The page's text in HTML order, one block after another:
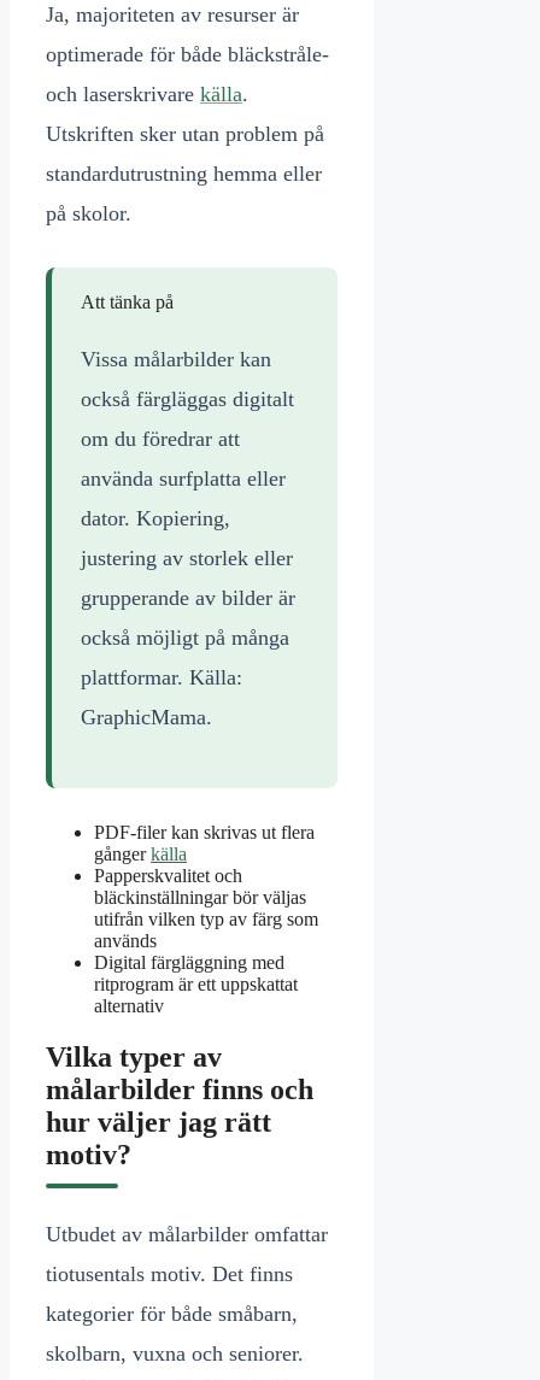
Ja, majoriteten av resurser är
optimerade för både bläckstråle-
och laserskrivare källa.
Utskriften sker utan problem på
standardutrustning hemma eller
på skolor.
Att tänka på
Vissa målarbilder kan
också färgläggas digitalt
om du föredrar att
använda surfplatta eller
dator. Kopiering,
justering av storlek eller
grupperande av bilder är
också möjligt på många
plattformar. Källa:
GraphicMama.
PDF-filer kan skrivas ut flera
gångerkälla
Papperskvalitet och
bläckinställningar bör väljas
utifrån vilken typ av färg som
används
Digital färgläggning med
ritprogram är ett uppskattat
alternativ
Vilka typer av
målarbilder finns och
hur väljer jag rätt
motiv?
Utbudet av målarbilder omfattar
tiotusentals motiv. Det finns
kategorier för både småbarn,
skolbarn, vuxna och seniorer.